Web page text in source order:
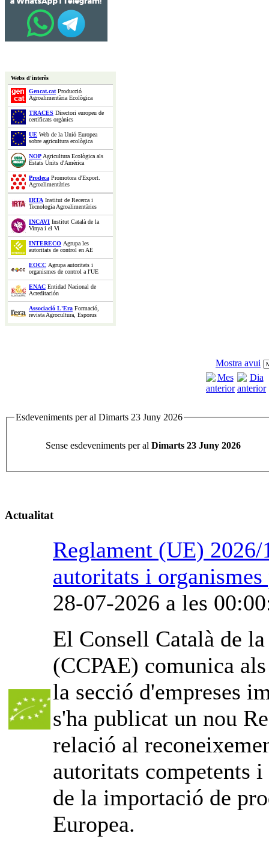
Webs d'interès
Gencat.catProducció
Agroalimentària Ecològica
TRACES Directori europeu de
certificats orgànics
UE Web de la Unió Europea
sobre agricultura ecològica
NOPAgricultura Ecològica als
Estats Units d'Amèrica
Prodeca Promotora d'Export.
Agroalimentàries
IRTA Institut de Recerca i
Tecnologia Agroalimentàries
INCAVI Institut Català de la
Vinya i el Vi
INTERECO Agrupa les
autoritats de control en AE
EOCC Agrupa autoritats i
organismes de control a l'UE
ENAC Entidad Nacional de
Acreditación
Associació L'Era Formació,
revista Agrocultura, Esporus
Mostra avui
Esdeveniments per al Dimarts 23 Juny 2026
Sense esdeveniments per al Dimarts 23 Juny 2026
Actualitat
Reglament (UE)
autoritats i
28-07-2026 a les
El Consell Català de
(CCPAE) comunica
la secció d'empreses
s'ha publicat un nou
relació al
autoritats competents
de la importació de
Europea.